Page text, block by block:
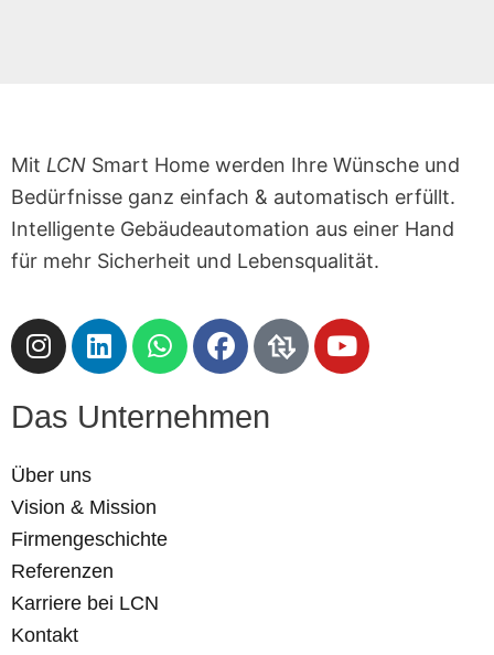
Mit LCN Smart Home werden Ihre Wünsche und
Bedürfnisse ganz einfach & automatisch erfüllt.
Intelligente Gebäudeautomation aus einer Hand
für mehr Sicherheit und Lebensqualität.
I
n
t
g
r
a
m
L
i
k
i
n
W
h
t
F
a
e
D
a
Y
o
Das Unternehmen
Über uns
Vision & Mission
Firmengeschichte
Referenzen
Karriere bei LCN
Kontakt